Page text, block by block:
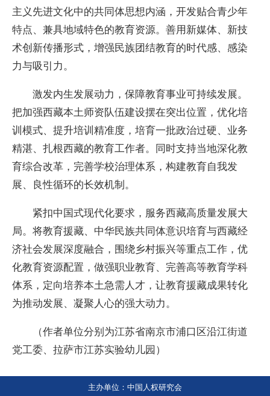
主义先进文化中的共同体思想内涵，开发贴合青少年
特点、兼具地域特色的教育资源。善用新媒体、新技
术创新传播形式，增强民族团结教育的时代感、感染
力与吸引力。
激发内生发展动力，保障教育事业可持续发展。
把加强西藏本土师资队伍建设摆在突出位置，优化培
训模式、提升培训精准度，培育一批政治过硬、业务
精湛、扎根西藏的教育工作者。同时支持当地深化教
育综合改革，完善学校治理体系，构建教育自我发
展、良性循环的长效机制。
紧扣中国式现代化要求，服务西藏高质量发展大
局。将教育援藏、中华民族共同体意识培育与西藏经
济社会发展深度融合，围绕乡村振兴等重点工作，优
化教育资源配置，做强职业教育、完善高等教育学科
体系，定向培养本土急需人才，让教育援藏成果转化
为推动发展、凝聚人心的强大动力。
（作者单位分别为江苏省南京市浦口区沿江街道
党工委、拉萨市江苏实验幼儿园）
主办单位：中国人权研究会